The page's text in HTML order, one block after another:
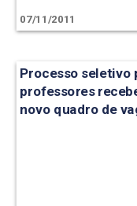
07/11/2011
Processo seletivo
professores
novo quadro de